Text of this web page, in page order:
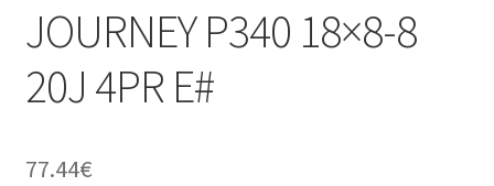
JOURNEY P340 18×8-8
20J 4PR E#
77.44€